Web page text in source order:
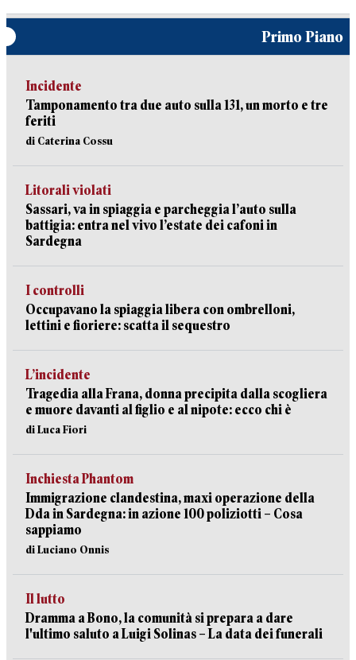
Primo Piano
Incidente
Tamponamento tra due auto sulla 131, un morto e tre
feriti
di Caterina Cossu
Litorali violati
Sassari, va in spiaggia e parcheggia l’auto sulla
battigia: entra nel vivo l’estate dei cafoni in
Sardegna
I controlli
Occupavano la spiaggia libera con ombrelloni,
lettini e fioriere: scatta il sequestro
L’incidente
Tragedia alla Frana, donna precipita dalla scogliera
e muore davanti al figlio e al nipote: ecco chi è
di Luca Fiori
Inchiesta Phantom
Immigrazione clandestina, maxi operazione della
Dda in Sardegna: in azione 100 poliziotti – Cosa
sappiamo
di Luciano Onnis
Il lutto
Dramma a Bono, la comunità si prepara a dare
l'ultimo saluto a Luigi Solinas – La data dei funerali